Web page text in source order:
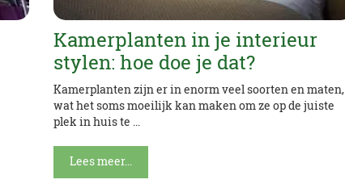
Kamerplanten in je interieur
stylen: hoe doe je dat?
Kamerplanten zijn er in enorm veel soorten en maten,
wat het soms moeilijk kan maken om ze op de juiste
plek in huis te ...
Lees meer...